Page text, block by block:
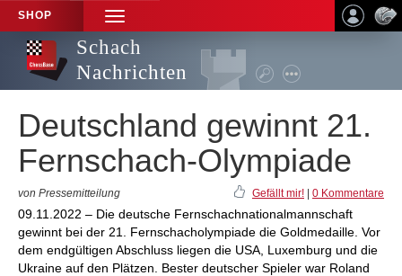
SHOP
TOGGLE
NAVIGATION
Schach
Nachrichten
Deutschland gewinnt 21.
Fernschach-Olympiade
von Pressemitteilung Gefällt mir! 0 Kommentare
09.11.2022 – Die deutsche Fernschachnationalmannschaft
gewinnt bei der 21. Fernschacholympiade die Goldmedaille. Vor
dem endgültigen Abschluss liegen die USA, Luxemburg und die
Ukraine auf den Plätzen. Bester deutscher Spieler war Roland